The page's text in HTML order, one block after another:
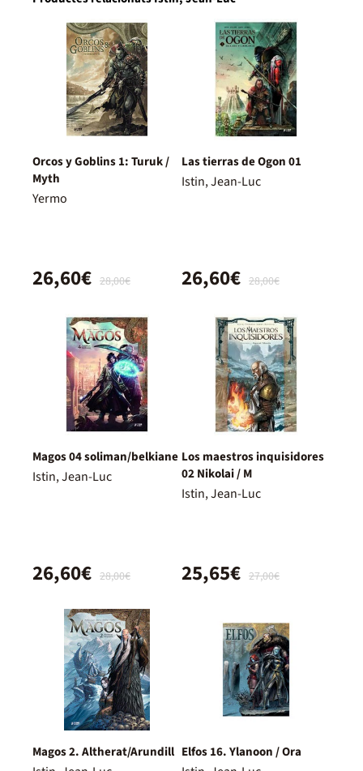
Orcos y Goblins 1: Turuk /
Myth
Yermo
28,00€
26,60€
Las tierras de Ogon 01
Istin, Jean-Luc
28,00€
26,60€
Magos 04 soliman/belkiane
Istin, Jean-Luc
28,00€
26,60€
Los maestros inquisidores
02 Nikolai / M
Istin, Jean-Luc
27,00€
25,65€
Magos 2. Altherat/Arundill Elfos 16. Ylanoon / Ora